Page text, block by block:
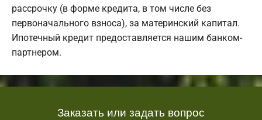
рассрочку (в форме кредита, в том числе без
первоначального взноса), за материнский капитал.
Ипотечный кредит предоставляется нашим банком-
партнером.
Заказать или задать вопрос